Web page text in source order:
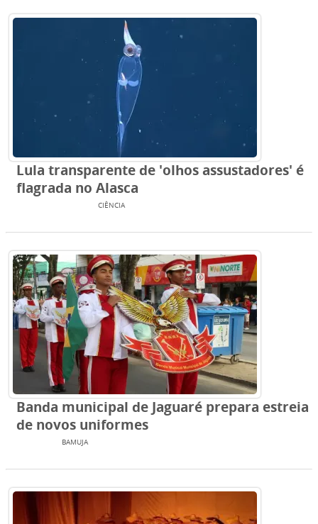
Lula transparente de 'olhos assustadores' é
flagrada no Alasca
CIÊNCIA
Banda municipal de Jaguaré prepara estreia
de novos uniformes
BAMUJA